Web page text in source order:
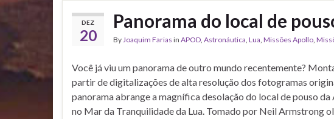
DEZ
20
Panorama do local de
ByJoaquim Farias in APOD, Astronáutica, Lua, Missões Apollo,
Você já viu um panorama de outro mundo recentemente?
partir de digitalizações de alta resolução dos fotogramas
panorama abrange a magnífica desolação do local de pouso da
no Mar da Tranquilidade da Lua. Tomado por Neil Armstrong